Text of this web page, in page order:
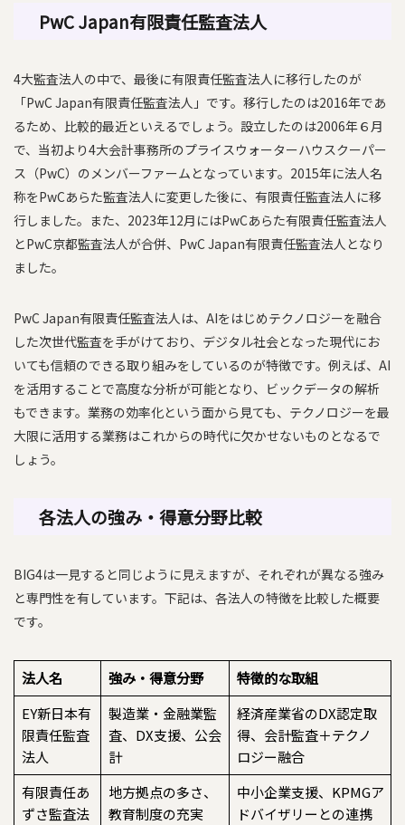
PwC Japan有限責任監査法人
4大監査法人の中で、最後に有限責任監査法人に移行したのが
「PwC Japan有限責任監査法人」です。移行したのは2016年であ
るため、比較的最近といえるでしょう。設立したのは2006年６月
で、当初より4大会計事務所のプライスウォーターハウスクーパー
ス（PwC）のメンバーファームとなっています。2015年に法人名
称をPwCあらた監査法人に変更した後に、有限責任監査法人に移
行しました。また、2023年12月にはPwCあらた有限責任監査法人
とPwC京都監査法人が合併、PwC Japan有限責任監査法人となり
ました。
PwC Japan有限責任監査法人は、AIをはじめテクノロジーを融合
した次世代監査を手がけており、デジタル社会となった現代にお
いても信頼のできる取り組みをしているのが特徴です。例えば、AI
を活用することで高度な分析が可能となり、ビックデータの解析
もできます。業務の効率化という面から見ても、テクノロジーを最
大限に活用する業務はこれからの時代に欠かせないものとなるで
しょう。
各法人の強み・得意分野比較
BIG4は一見すると同じように見えますが、それぞれが異なる強み
と専門性を有しています。下記は、各法人の特徴を比較した概要
です。
法人名 強み・得意分野
特徴的な取組
EY新日本有
限責任監査
法人
製造業・金融業監
査、DX支援、公会
計
経済産業省のDX認定取
得、会計監査＋テクノ
ロジー融合
有限責任あ
ずさ監査法
地方拠点の多さ、
教育制度の充実
中小企業支援、KPMGア
ドバイザリーとの連携